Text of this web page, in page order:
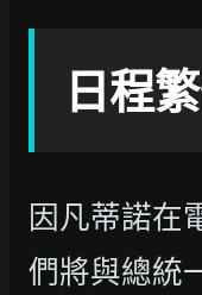
日程
因凡蒂諾在
們將與總統